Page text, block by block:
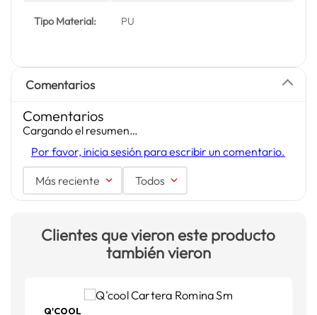
Tipo Material: PU
Comentarios
Comentarios
Cargando el resumen…
Por favor, inicia sesión para escribir un comentario.
Más reciente Todos
Clientes que vieron este producto
también vieron
Q'COOL